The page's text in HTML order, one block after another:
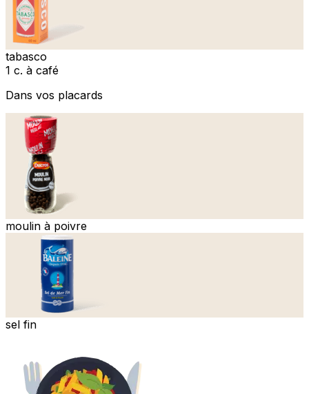
tabasco
1 c. à café
Dans vos placards
moulin à poivre
sel fin